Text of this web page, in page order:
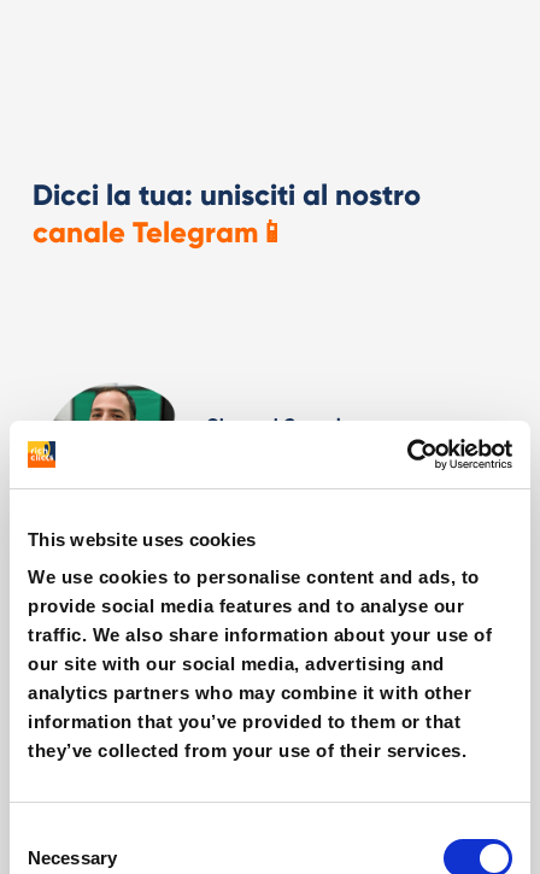
This website uses cookies
We use cookies to personalise content and ads, to
provide social media features and to analyse our
traffic. We also share information about your use of
our site with our social media, advertising and
analytics partners who may combine it with other
information that you’ve provided to them or that
they’ve collected from your use of their services.
Selection
Necessary
Dicci la tua: unisciti al nostro
canale Telegram📱
Giovanni Coppola
Altre cose interessanti